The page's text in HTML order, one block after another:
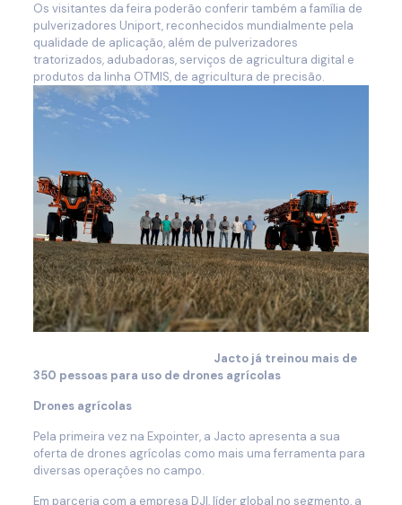
Os visitantes da feira poderão conferir também a família de
pulverizadores Uniport, reconhecidos mundialmente pela
qualidade de aplicação, além de pulverizadores
tratorizados, adubadoras, serviços de agricultura digital e
produtos da linha OTMIS, de agricultura de precisão.
Jacto já treinou mais de
350 pessoas para uso de drones agrícolas
Drones agrícolas
Pela primeira vez na Expointer, a Jacto apresenta a sua
oferta de drones agrícolas como mais uma ferramenta para
diversas operações no campo.
Em parceria com a empresa DJI, líder global no segmento, a